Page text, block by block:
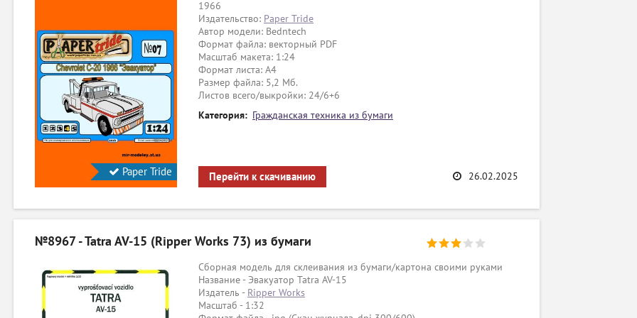
Paper Tride
1966
Издательство: Paper Tride
Автор модели: Bedntech
Формат файла: векторный PDF
Масштаб макета: 1:24
Формат листа: A4
Размер файла: 5,2 Мб.
Листов всего/выкройки: 24/6+6
Категория: Гражданская техника из бумаги
Перейти к скачиванию 26.02.2025
№8967 - Tatra AV-15 (Ripper Works 73) из бумаги
Сборная модель для склеивания из бумаги/картона своими руками
Название - Эвакуатор Tatra AV-15
Издатель - Ripper Works
Масштаб - 1:32